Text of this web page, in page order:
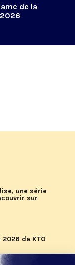
de la
une série
sur
de KTO